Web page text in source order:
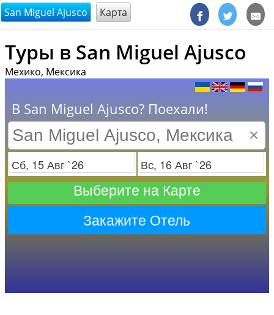
@endsectiom
San Miguel Ajusco Карта
Туры в San Miguel Ajusco
Мехико, Мексика
В San Miguel Ajusco? Поехали!
×
Заезд Отъезд
Выберите на Карте
Закажите Отель